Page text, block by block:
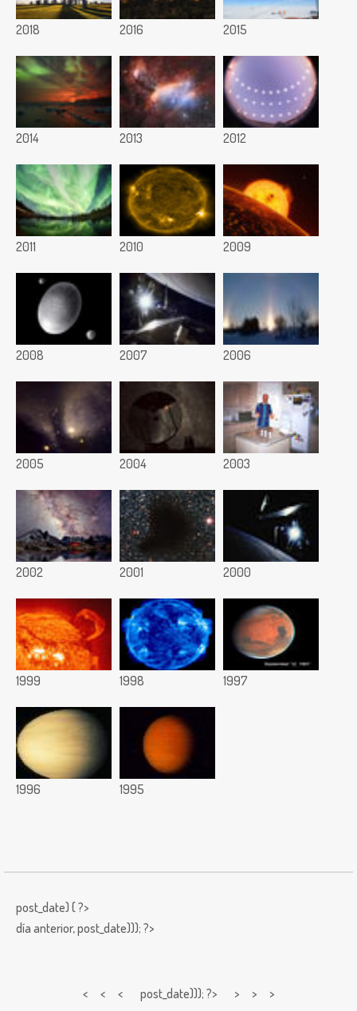
2018 2016 2015
2014 2013 2012
2011 2010 2009
2008 2007 2006
2005 2004 2003
2002 2001 2000
1999 1998 1997
1996 1995
post_date) { ?>
día anterior,post_date))); ?>
< < < post_date))); ?> > > >